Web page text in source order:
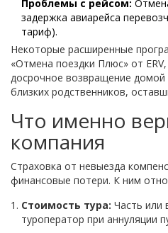
Проблемы с рейсом:
задержка авиарейса
тариф).
Некоторые расширенные
«Отмена поездки Плюс» от
досрочное возвращение домой
близких родственников,
Что именно
компания
Страховка от невыезда
финансовые потери. К ним
Стоимость тура: Часть или
туроператор при аннуляции